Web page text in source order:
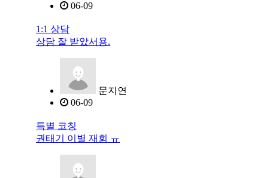
06-09
1:1 상담
상담 잘 받았서용.
문지연
06-09
특별 코칭
권태기 이별 재회 ㅠ